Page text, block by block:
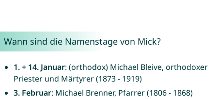
Wann sind die Namenstage von Mick?
1. + 14. Januar: (orthodox) Michael Bleive, orthodoxer
Priester und Märtyrer (1873 - 1919)
3. Februar: Michael Brenner, Pfarrer (1806 - 1868)